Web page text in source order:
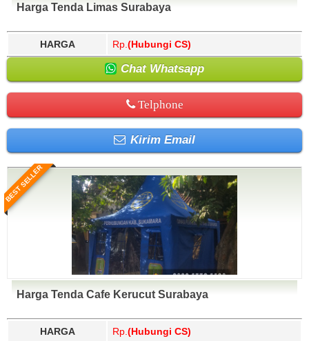
Harga Tenda Limas Surabaya
HARGA Rp. (Hubungi CS)
Chat Whatsapp
Telphone
Kirim Email
BEST SELLER
Harga Tenda Cafe Kerucut Surabaya
HARGA Rp. (Hubungi CS)